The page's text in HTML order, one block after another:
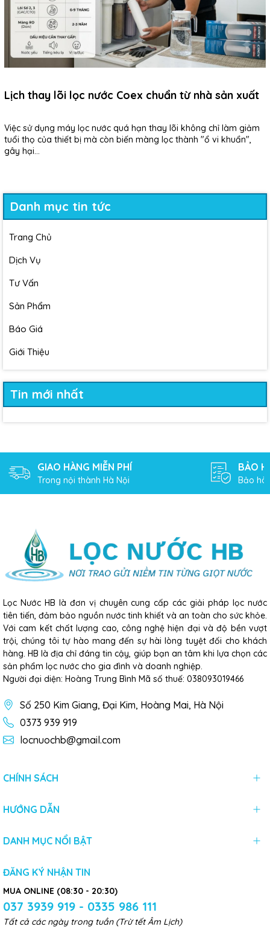
Lịch thay lõi lọc nước Coex chuẩn từ nhà sản xuất
Việc sử dụng máy lọc nước quá hạn thay lõi không chỉ làm giảm
tuổi thọ của thiết bị mà còn biến màng lọc thành "ổ vi khuẩn",
gây hại...
Danh mục tin tức
Trang Chủ
Dịch Vụ
Tư Vấn
Sản Phẩm
Báo Giá
Giới Thiệu
Tin mới nhất
GIAO HÀNG MIỄN PHÍ
Trong nội thành Hà Nội
BẢO
Bảo
Lọc Nước HB là đơn vị chuyên cung cấp các giải pháp lọc nước
tiên tiến, đảm bảo nguồn nước tinh khiết và an toàn cho sức khỏe.
Với cam kết chất lượng cao, công nghệ hiện đại và độ bền vượt
trội, chúng tôi tự hào mang đến sự hài lòng tuyệt đối cho khách
hàng. HB là địa chỉ đáng tin cậy, giúp bạn an tâm khi lựa chọn các
sản phẩm lọc nước cho gia đình và doanh nghiệp.
Người đại diện: Hoàng Trung Bình Mã số thuế: 038093019466
Số 250 Kim Giang, Đại Kim, Hoàng Mai, Hà Nội
0373 939 919
locnuochb@gmail.com
CHÍNH SÁCH
HƯỚNG DẪN
DANH MỤC NỔI BẬT
ĐĂNG KÝ NHẬN TIN
MUA ONLINE (08:30 - 20:30)
037 3939 919 - 0335 986 111
Tất cả các ngày trong tuần (Trừ tết Âm Lịch)